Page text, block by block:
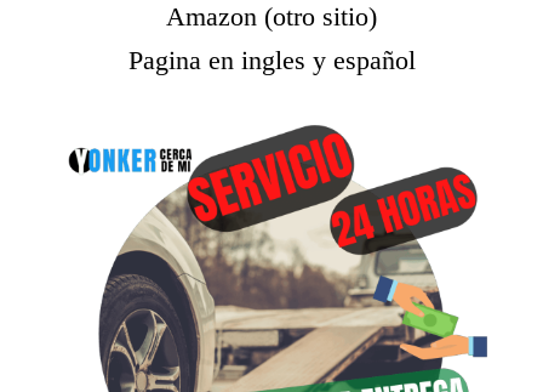
Amazon (otro sitio)
Pagina en ingles y español